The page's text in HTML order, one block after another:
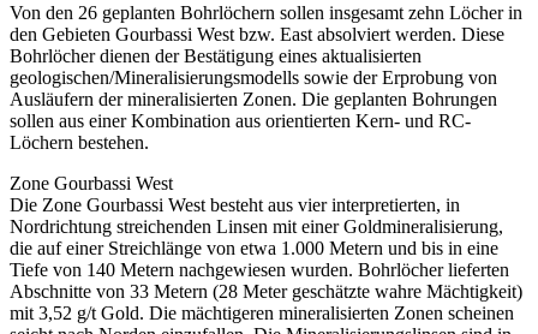
Von den 26 geplanten Bohrlöchern sollen insgesamt zehn Löcher in
den Gebieten Gourbassi West bzw. East absolviert werden. Diese
Bohrlöcher dienen der Bestätigung eines aktualisierten
geologischen/Mineralisierungsmodells sowie der Erprobung von
Ausläufern der mineralisierten Zonen. Die geplanten Bohrungen
sollen aus einer Kombination aus orientierten Kern- und RC-
Löchern bestehen.
Zone Gourbassi West
Die Zone Gourbassi West besteht aus vier interpretierten, in
Nordrichtung streichenden Linsen mit einer Goldmineralisierung,
die auf einer Streichlänge von etwa 1.000 Metern und bis in eine
Tiefe von 140 Metern nachgewiesen wurden. Bohrlöcher lieferten
Abschnitte von 33 Metern (28 Meter geschätzte wahre Mächtigkeit)
mit 3,52 g/t Gold. Die mächtigeren mineralisierten Zonen scheinen